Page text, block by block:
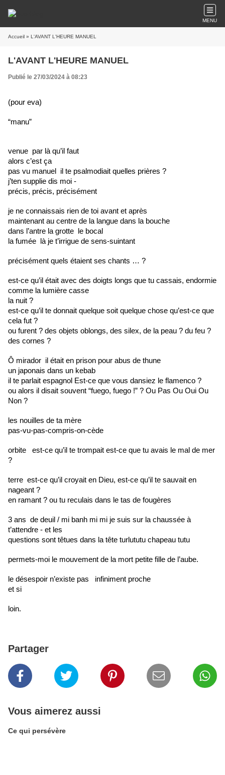
MENU
Accueil » L'AVANT L'HEURE MANUEL
L'AVANT L'HEURE MANUEL
Publié le 27/03/2024 à 08:23
(pour eva)
“manu”
venue par là qu’il faut
alors c’est ça
pas vu manuel
il te psalmodiait quelles prières ?
j’ten supplie dis moi -
précis, précis, précisément
je ne connaissais rien de toi avant et après
maintenant au centre de la langue dans la bouche
dans l’antre la grotte
le bocal
la fumée
là je t’irrigue de sens-suintant
précisément quels étaient ses chants … ?
est-ce qu’il était avec des doigts longs que tu cassais, endormie
comme la lumière casse
la nuit ?
est-ce qu’il te donnait quelque soit quelque chose qu’est-ce que
cela fut ?
ou furent ? des objets oblongs, des silex, de la peau ? du feu ?
des cornes ?
Ô mirador il était en prison pour abus de thune
un japonais dans un kebab
il te parlait espagnol Est-ce que vous dansiez le flamenco ?
ou alors il disait souvent “fuego, fuego !” ? Ou Pas Ou Oui Ou
Non ?
les nouilles de ta mère
pas-vu-pas-compris-on-cède
orbite
est-ce qu’il te trompait est-ce que tu avais le mal de mer
?
terre est-ce qu’il croyait en Dieu, est-ce qu’il te sauvait en
nageant ?
en ramant ? ou tu reculais dans le tas de fougères
3 ans de deuil / mi banh mi mi je suis sur la chaussée à
t’attendre - et les
questions sont têtues dans la tête turlututu chapeau tutu
permets-moi le mouvement de la mort petite fille de l’aube.
le désespoir n’existe pas
infiniment proche
et si
loin.
Partager
Vous aimerez aussi
Ce qui persévère